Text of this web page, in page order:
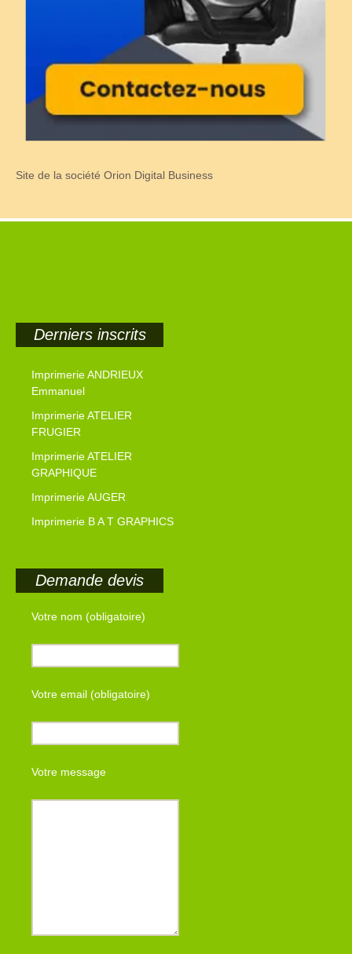
Site de la société Orion Digital Business
Derniers inscrits
Imprimerie ANDRIEUX
Emmanuel
Imprimerie ATELIER
FRUGIER
Imprimerie ATELIER
GRAPHIQUE
Imprimerie AUGER
Imprimerie B A T GRAPHICS
Demande devis
Votre nom (obligatoire)
Votre email (obligatoire)
Votre message